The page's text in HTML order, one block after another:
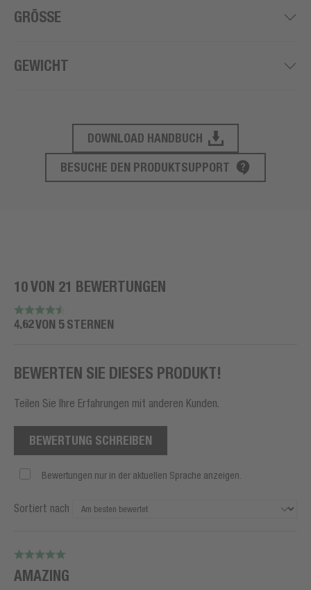
GRÖSSE
GEWICHT
PRODUKT SUPPORT
DOWNLOAD HANDBUCH
BESUCHE DEN PRODUKTSUPPORT
10 VON 21 BEWERTUNGEN
4.62 VON 5 STERNEN
BEWERTEN SIE DIESES PRODUKT!
Teilen Sie Ihre Erfahrungen mit anderen Kunden.
BEWERTUNG SCHREIBEN
Bewertungen nur in der aktuellen Sprache anzeigen.
Sortiert nach
AMAZING